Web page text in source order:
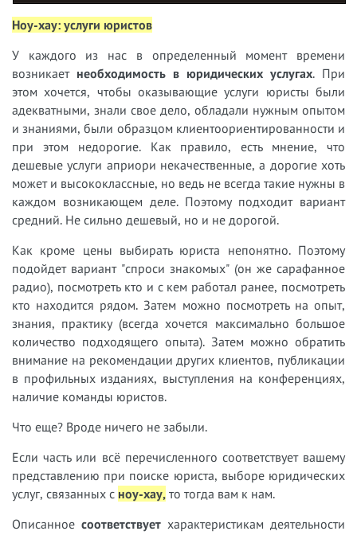
Ноу-хау: услуги юристов
У каждого из нас в определенный момент времени
возникает необходимость в юридических услугах. При
этом хочется, чтобы оказывающие услуги юристы были
адекватными, знали свое дело, обладали нужным опытом
и знаниями, были образцом клиентоориентированности и
при этом недорогие. Как правило, есть мнение, что
дешевые услуги априори некачественные, а дорогие хоть
может и высококлассные, но ведь не всегда такие нужны в
каждом возникающем деле. Поэтому подходит вариант
средний. Не сильно дешевый, но и не дорогой.
Как кроме цены выбирать юриста непонятно. Поэтому
подойдет вариант "спроси знакомых" (он же сарафанное
радио), посмотреть кто и с кем работал ранее, посмотреть
кто находится рядом. Затем можно посмотреть на опыт,
знания, практику (всегда хочется максимально большое
количество подходящего опыта). Затем можно обратить
внимание на рекомендации других клиентов, публикации
в профильных изданиях, выступления на конференциях,
наличие команды юристов.
Что еще? Вроде ничего не забыли.
Если часть или всё перечисленного соответствует вашему
представлению при поиске юриста, выборе юридических
услуг, связанных с ноу-хау, то тогда вам к нам.
Описанное соответствует характеристикам деятельности